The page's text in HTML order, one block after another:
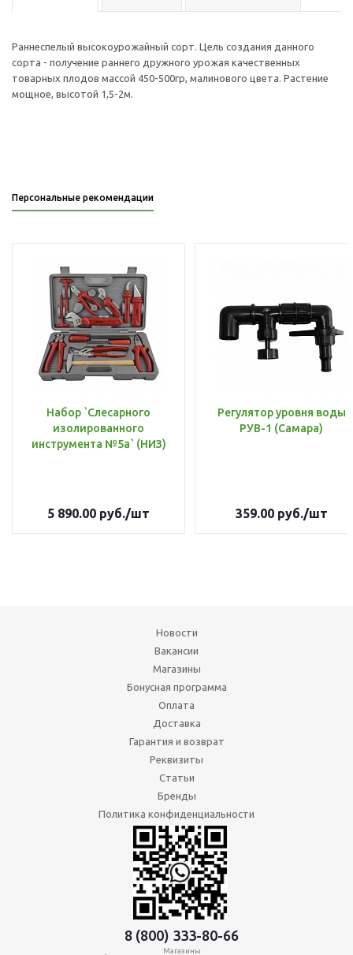
Раннеспелый высокоурожайный сорт. Цель создания данного
сорта - получение раннего дружного урожая качественных
товарных плодов массой 450-500гр, малинового цвета. Растение
мощное, высотой 1,5-2м.
Персональные рекомендации
Набор `Слесарного
изолированного
инструмента №5а` (НИЗ)
5 890.00 руб./шт
Регулятор уровня воды
РУВ-1 (Самара)
359.00руб./шт
Новости
Вакансии
Магазины
Бонусная программа
Оплата
Доставка
Гарантия и возврат
Реквизиты
Статьи
Бренды
Политика конфиденциальности
8 (800) 333-80-66
Магазины